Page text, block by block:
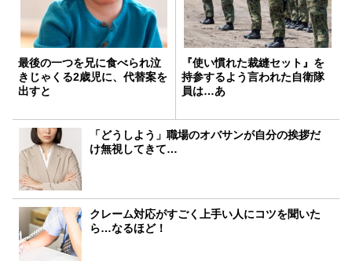
最後の一つを兄に食べられ泣
きじゃくる2歳児に、代替案を
出すと
『使い慣れた裁縫セット』を
持参するよう言われた自衛隊
員は…あ
「どうしよう」職場のオバサンが自分の挨拶だ
け無視してきて…
クレーム対応がすごく上手い人にコツを聞いた
ら…なるほど！